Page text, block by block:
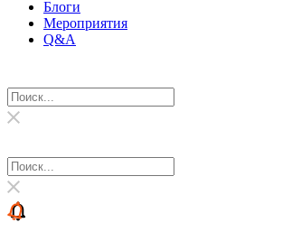
Блоги
Мероприятия
Q&A